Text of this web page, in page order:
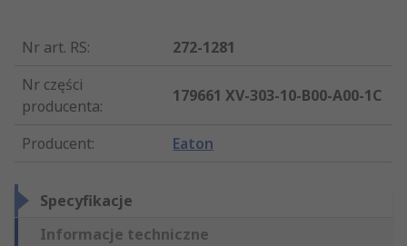
Nr art. RS:
272-1281
Nr części
producenta:
179661 XV-303-10-B00-A00-1C
Producent: Eaton
Specyfikacje
Informacje techniczne